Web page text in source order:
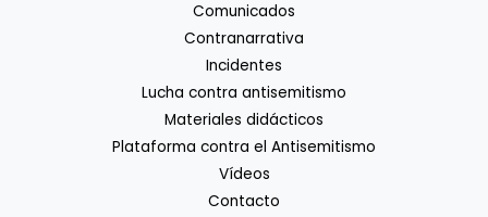
Comunicados
Contranarrativa
Incidentes
Lucha contra antisemitismo
Materiales didácticos
Plataforma contra el Antisemitismo
Vídeos
Contacto